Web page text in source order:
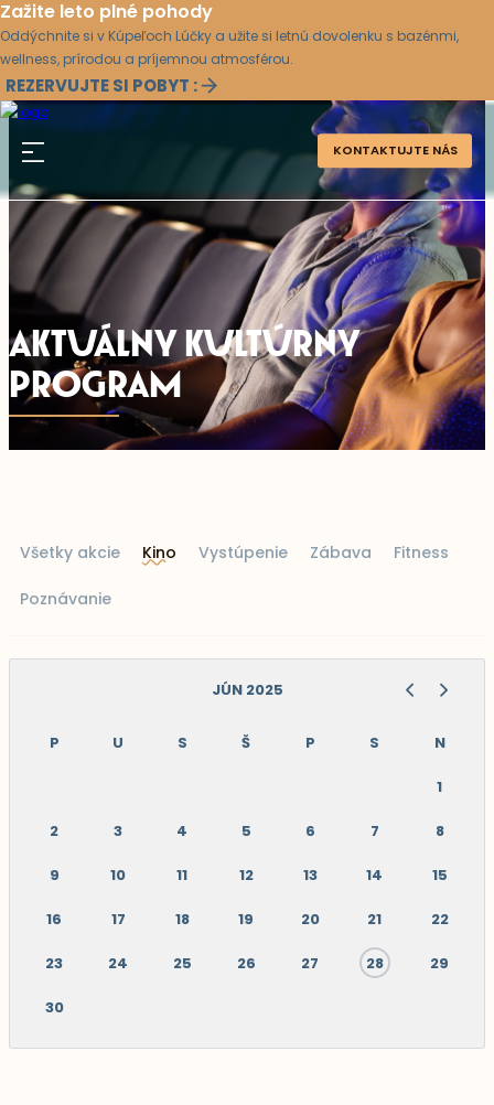
Zažite leto plné pohody
Oddýchnite si v Kúpeľoch Lúčky a užite si letnú dovolenku s bazénmi,
wellness, prírodou a príjemnou atmosférou.
REZERVUJTE SI POBYT :
KONTAKTUJTE NÁS
AKTUÁLNY KULTÚRNY
PROGRAM
Všetky akcie Kino Vystúpenie Zábava Fitness
Poznávanie
JÚN 2025
P U S Š P S N
1
2 3 4 5 6 7 8
9 10 11 12 13 14 15
16 17 18 19 20 21 22
23 24 25 26 27 28 29
30